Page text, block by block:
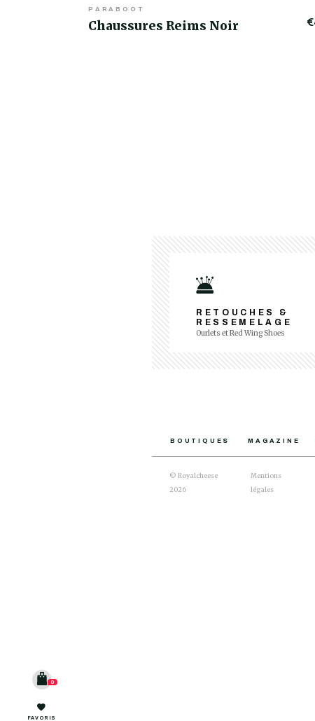
0
FAVORIS
PARABOOT
Chaussures Reims Noir
RETOUCHES &
RESSEMELAGE
Ourlets et Red Wing Shoes
BOUTIQUES MAGAZINE
© Royalcheese
2026
Mentions
légales